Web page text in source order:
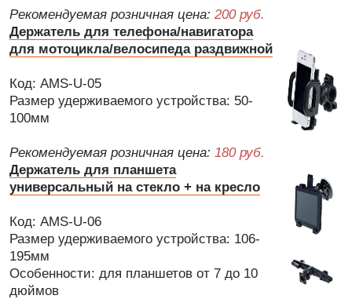
Рекомендуемая розничная цена: 200 руб.
Держатель для телефона/навигатора
для мотоцикла/велосипеда раздвижной
Код: AMS-U-05
Размер удерживаемого устройства: 50-
100мм
Рекомендуемая розничная цена: 180 руб.
Держатель для планшета
универсальный на стекло + на кресло
Код: AMS-U-06
Размер удерживаемого устройства: 106-
195мм
Особенности: для планшетов от 7 до 10
дюймов